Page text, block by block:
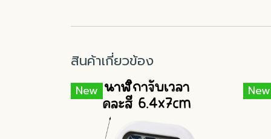
สินค้าเกี่ยวข้อง
New New